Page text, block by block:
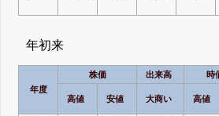
年初来
年度
株価 出来高 時
高値 安値 大商い 高値